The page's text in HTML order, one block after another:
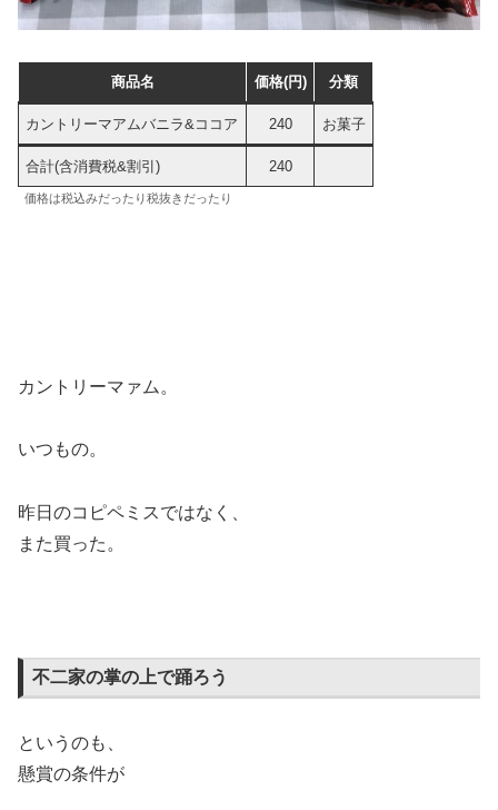
商品名 価格(円) 分類
カントリーマアムバニラ&ココア 240 お菓子
合計(含消費税&割引) 240
価格は税込みだったり税抜きだったり
カントリーマァム。
いつもの。
昨日のコピペミスではなく、
また買った。
不二家の掌の上で踊ろう
というのも、
懸賞の条件が